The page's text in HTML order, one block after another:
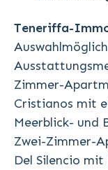
Teneriffa-
Zimmer-
Cristianos mit
Meerblick- und
Zwei-Zimmer-
Del Silencio